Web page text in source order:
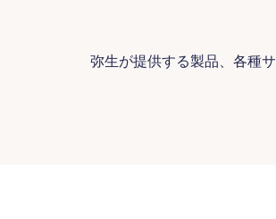
弥生が提供する製品、各種